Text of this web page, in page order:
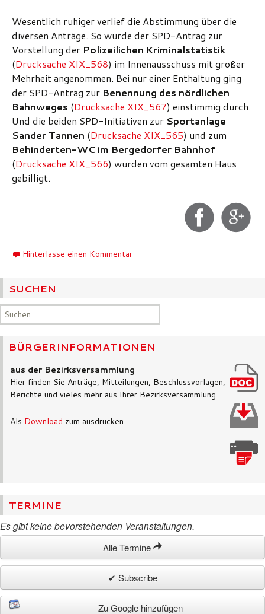
Wesentlich ruhiger verlief die Abstimmung über die
diversen Anträge. So wurde der SPD-Antrag zur
Vorstellung der Polizeilichen Kriminalstatistik
(Drucksache XIX_568) im Innenausschuss mit großer
Mehrheit angenommen. Bei nur einer Enthaltung ging
der SPD-Antrag zur Benennung des nördlichen
Bahnweges (Drucksache XIX_567) einstimmig durch.
Und die beiden SPD-Initiativen zur Sportanlage
Sander Tannen (Drucksache XIX_565) und zum
Behinderten-WC im Bergedorfer Bahnhof
(Drucksache XIX_566) wurden vom gesamten Haus
gebilligt.
Hinterlasse einen Kommentar
SUCHEN
Suchen
nach:
BÜRGERINFORMATIONEN
aus der Bezirksversammlung
Hier finden Sie Anträge, Mitteilungen, Beschlussvorlagen,
Berichte und vieles mehr aus Ihrer Bezirksversammlung.
Als Download zum ausdrucken.
TERMINE
Es gibt keine bevorstehenden Veranstaltungen.
Alle Termine
✔ Subscribe
Zu Google hinzufügen